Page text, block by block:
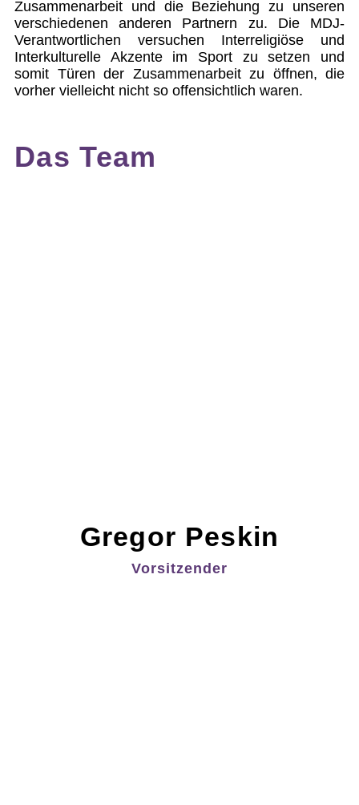
Zusammenarbeit und die Beziehung zu unseren
verschiedenen anderen Partnern zu. Die MDJ-
Verantwortlichen versuchen Interreligiöse und
Interkulturelle Akzente im Sport zu setzen und
somit Türen der Zusammenarbeit zu öffnen, die
vorher vielleicht nicht so offensichtlich waren.
Das Team
Gregor Peskin
Vorsitzender